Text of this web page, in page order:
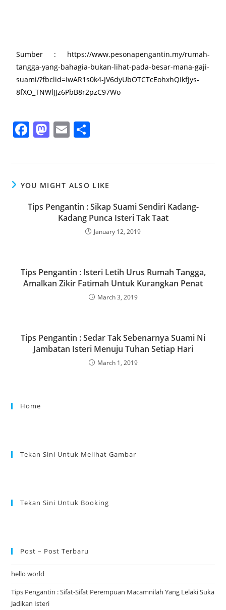
Sumber : https://www.pesonapengantin.my/rumah-
tangga-yang-bahagia-bukan-lihat-pada-besar-mana-gaji-
suami/?fbclid=IwAR1s0k4-JV6dyUbOTCTcEohxhQIkfJys-
8fXO_TNWlJJz6PbB8r2pzC97Wo
F
e
b
o
M
o
d
o
n
E
l e
YOU MIGHT ALSO LIKE
Tips Pengantin : Sikap Suami Sendiri Kadang-
Kadang Punca Isteri Tak Taat
January 12, 2019
Tips Pengantin : Isteri Letih Urus Rumah Tangga,
Amalkan Zikir Fatimah Untuk Kurangkan Penat
March 3, 2019
Tips Pengantin : Sedar Tak Sebenarnya Suami Ni
Jambatan Isteri Menuju Tuhan Setiap Hari
March 1, 2019
Home
Tekan Sini Untuk Melihat Gambar
Tekan Sini Untuk Booking
Post – Post Terbaru
hello world
Tips Pengantin : Sifat-Sifat Perempuan Macamnilah Yang Lelaki Suka
Jadikan Isteri